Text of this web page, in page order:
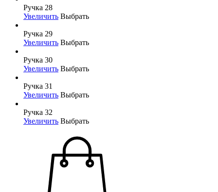
Ручка 28
Увеличить Выбрать
Ручка 29
Увеличить Выбрать
Ручка 30
Увеличить Выбрать
Ручка 31
Увеличить Выбрать
Ручка 32
Увеличить Выбрать